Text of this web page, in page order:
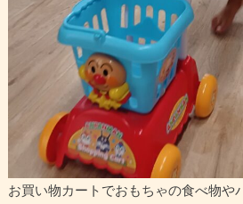
お買い物カートでおもちゃの食べ物や